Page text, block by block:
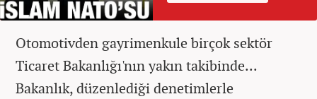
Otomotivden gayrimenkule birçok sektör
Ticaret Bakanlığı'nın yakın takibinde...
Bakanlık, düzenlediği denetimlerle